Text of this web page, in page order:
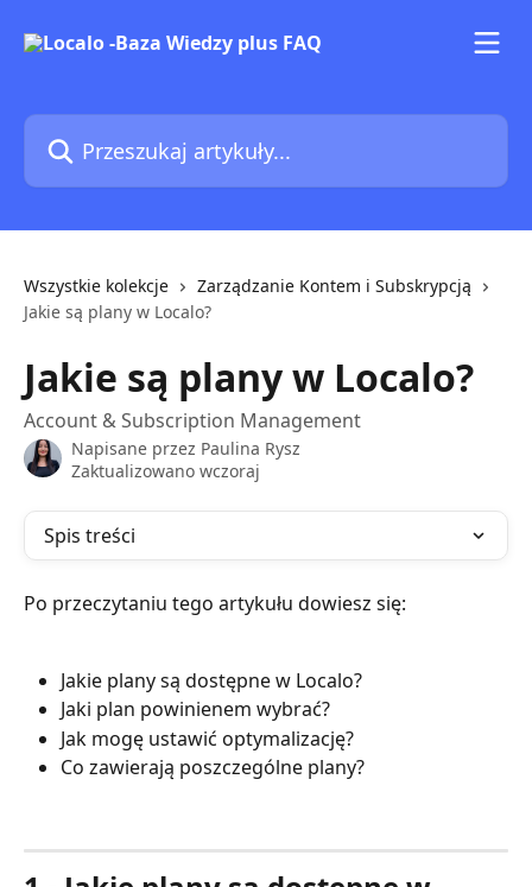
Przeszukaj artykuły...
Wszystkie kolekcje
Zarządzanie Kontem i Subskrypcją
Jakie są plany w Localo?
Jakie są plany w Localo?
Account & Subscription Management
Napisane przez Paulina Rysz
Zaktualizowano wczoraj
Spis treści
Po przeczytaniu tego artykułu dowiesz się:
Jakie plany są dostępne w Localo?
Jaki plan powinienem wybrać?
Jak mogę ustawić optymalizację?
Co zawierają poszczególne plany?